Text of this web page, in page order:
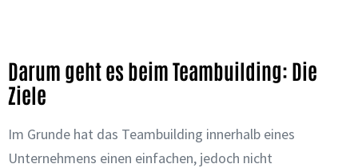
Darum geht es beim Teambuilding: Die
Ziele
Im Grunde hat das Teambuilding innerhalb eines
Unternehmens einen einfachen, jedoch nicht